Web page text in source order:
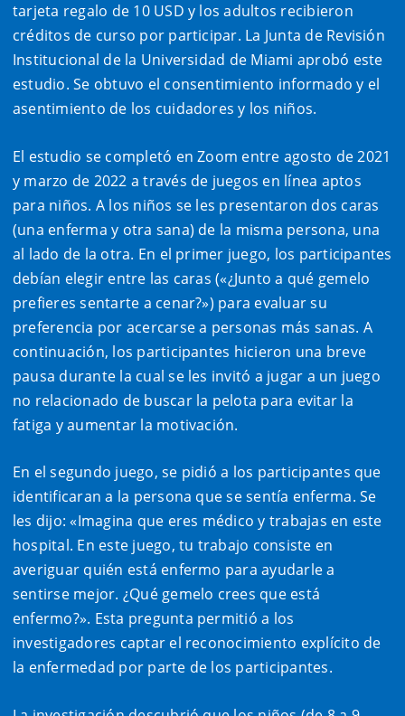
tarjeta regalo de 10 USD y los adultos recibieron
créditos de curso por participar. La Junta de Revisión
Institucional de la Universidad de Miami aprobó este
estudio. Se obtuvo el consentimiento informado y el
asentimiento de los cuidadores y los niños.
El estudio se completó en Zoom entre agosto de 2021
y marzo de 2022 a través de juegos en línea aptos
para niños. A los niños se les presentaron dos caras
(una enferma y otra sana) de la misma persona, una
al lado de la otra. En el primer juego, los participantes
debían elegir entre las caras («¿Junto a qué gemelo
prefieres sentarte a cenar?») para evaluar su
preferencia por acercarse a personas más sanas. A
continuación, los participantes hicieron una breve
pausa durante la cual se les invitó a jugar a un juego
no relacionado de buscar la pelota para evitar la
fatiga y aumentar la motivación.
En el segundo juego, se pidió a los participantes que
identificaran a la persona que se sentía enferma. Se
les dijo: «Imagina que eres médico y trabajas en este
hospital. En este juego, tu trabajo consiste en
averiguar quién está enfermo para ayudarle a
sentirse mejor. ¿Qué gemelo crees que está
enfermo?». Esta pregunta permitió a los
investigadores captar el reconocimiento explícito de
la enfermedad por parte de los participantes.